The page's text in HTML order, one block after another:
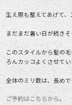
生え際も整えてあげて、
まだまだ暑い日が続き
このスタイルから髪の
ろんカッコよくさせて
全体のミリ数は、長め
ご予約はこちらから。